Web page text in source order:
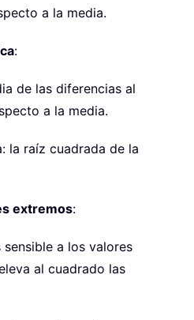
a la media.
:
de las diferencias al
a la media.
la raíz cuadrada de la
extremos:
sensible a los valores
al cuadrado las